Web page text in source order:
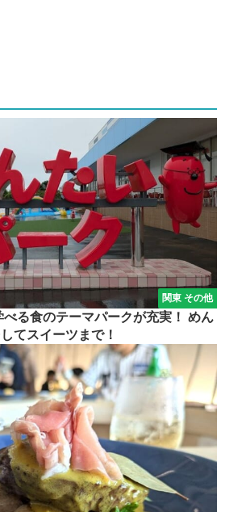
関東 その他
る食のテーマパークが充実！ めん
てスイーツまで！